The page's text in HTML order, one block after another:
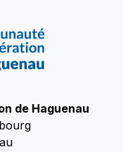
de Haguenau